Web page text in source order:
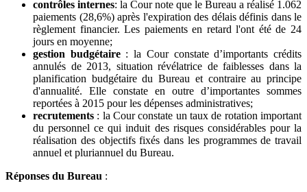
contrôles internes: la Cour note que le Bureau a réalisé 1.062
paiements (28,6%) après l'expiration des délais définis dans le
règlement financier. Les paiements en retard l'ont été de 24
jours en moyenne;
gestion budgétaire: la Cour constate d’importants crédits
annulés de 2013, situation révélatrice de faiblesses dans la
planification budgétaire du Bureau et contraire au principe
d'annualité. Elle constate en outre d’importantes sommes
reportées à 2015 pour les dépenses administratives;
recrutements : la Cour constate un taux de rotation important
du personnel ce qui induit des risques considérables pour la
réalisation des objectifs fixés dans les programmes de travail
annuel et pluriannuel du Bureau.
Réponses du Bureau :